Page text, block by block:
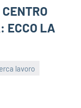
ECCO LA
lavoro